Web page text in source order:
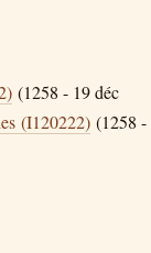
(1258 - 19 déc
(I120222) (1258 -